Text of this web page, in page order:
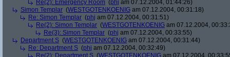
Re(2): Emergency Room (phj am 07.12.2004, 01:44:26)
Simon Templar (WESTGOTENKOENIG am 07.12.2004, 00:31:18)
Re: Simon Templar (phj am 07.12.2004, 00:31:51)
Re(2): Simon Templar (WESTGOTENKOENIG am 07.12.2004,
Re(3): Simon Templar (phj am 07.12.2004, 00:33:55)
Department S (WESTGOTENKOENIG am 07.12.2004, 00:31:44)
Re: Department S (phj am 07.12.2004, 00:32:49)
Re(2): Department S (WESTGOTENKOENIG am 07.12.2004,